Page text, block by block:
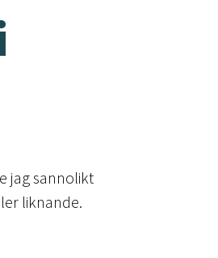
jag sannolikt
liknande.